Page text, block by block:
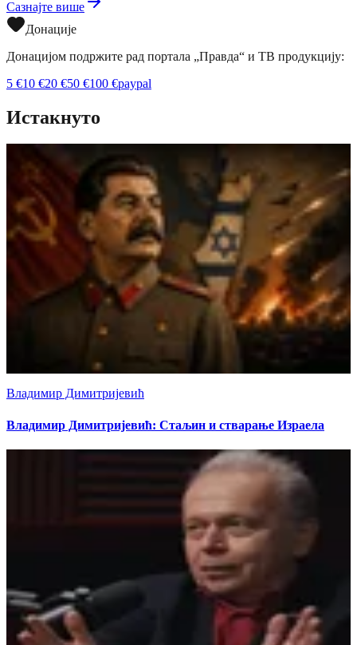
Сазнајте више
Донације
Донацијом подржите рад портала „Правда“ и ТВ продукцију:
5 €10 €20 €50 €100 €paypal
Истакнуто
Владимир Димитријевић
Владимир Димитријевић: Стаљин и стварање Израела